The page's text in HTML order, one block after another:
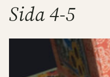
Sida 4-5